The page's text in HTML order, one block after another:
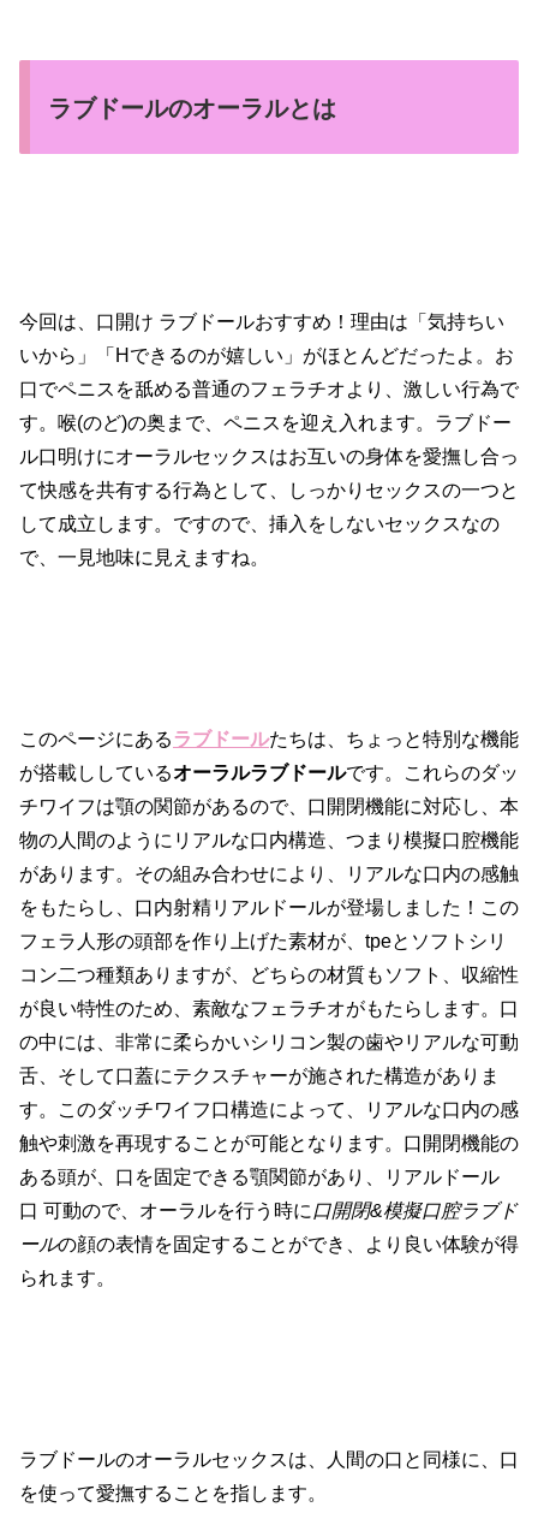
ラブドールのオーラルとは
今回は、口開け ラブドールおすすめ！理由は「気持ちい
いから」「Hできるのが嬉しい」がほとんどだったよ。お
口でペニスを舐める普通のフェラチオより、激しい行為で
す。喉(のど)の奥まで、ペニスを迎え入れます。ラブドー
ル口明けにオーラルセックスはお互いの身体を愛撫し合っ
て快感を共有する行為として、しっかりセックスの一つと
して成立します。ですので、挿入をしないセックスなの
で、一見地味に見えますね。
このページにあるラブドールたちは、ちょっと特別な機能
が搭載ししているオーラルラブドールです。これらのダッ
チワイフは顎の関節があるので、口開閉機能に対応し、本
物の人間のようにリアルな口内構造、つまり模擬口腔機能
があります。その組み合わせにより、リアルな口内の感触
をもたらし、口内射精リアルドールが登場しました！この
フェラ人形の頭部を作り上げた素材が、tpeとソフトシリ
コン二つ種類ありますが、どちらの材質もソフト、収縮性
が良い特性のため、素敵なフェラチオがもたらします。口
の中には、非常に柔らかいシリコン製の歯やリアルな可動
舌、そして口蓋にテクスチャーが施された構造がありま
す。このダッチワイフ口構造によって、リアルな口内の感
触や刺激を再現することが可能となります。口開閉機能の
ある頭が、口を固定できる顎関節があり、リアルドール
口 可動ので、オーラルを行う時に 口開閉&模擬口腔ラブド
ールの顔の表情を固定することができ、より良い体験が得
られます。
ラブドールのオーラルセックスは、人間の口と同様に、口
を使って愛撫することを指します。